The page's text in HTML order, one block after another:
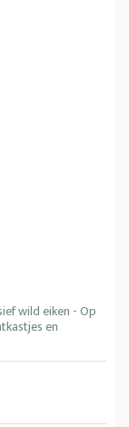
wild eiken - Op
en